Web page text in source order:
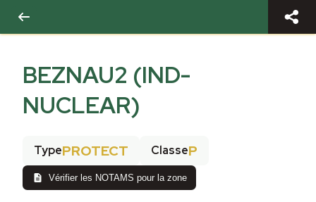
BEZNAU2 (IND-
NUCLEAR)
TypePROTECT ClasseP
Vérifier les NOTAMS pour la zone